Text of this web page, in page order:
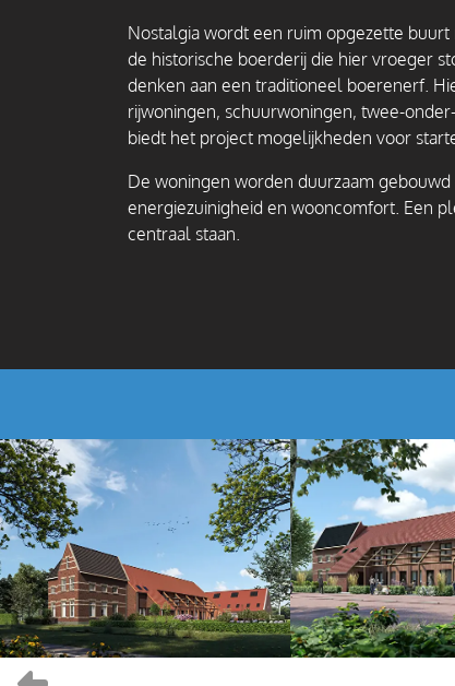
Nostalgia wordt een ruim opgezette
de historische boerderij die hier vroeger
denken aan een traditioneel boerenerf.
rijwoningen, schuurwoningen, twee-
biedt het project mogelijkheden voor
De woningen worden duurzaam
energiezuinigheid en wooncomfort. Een
centraal staan.